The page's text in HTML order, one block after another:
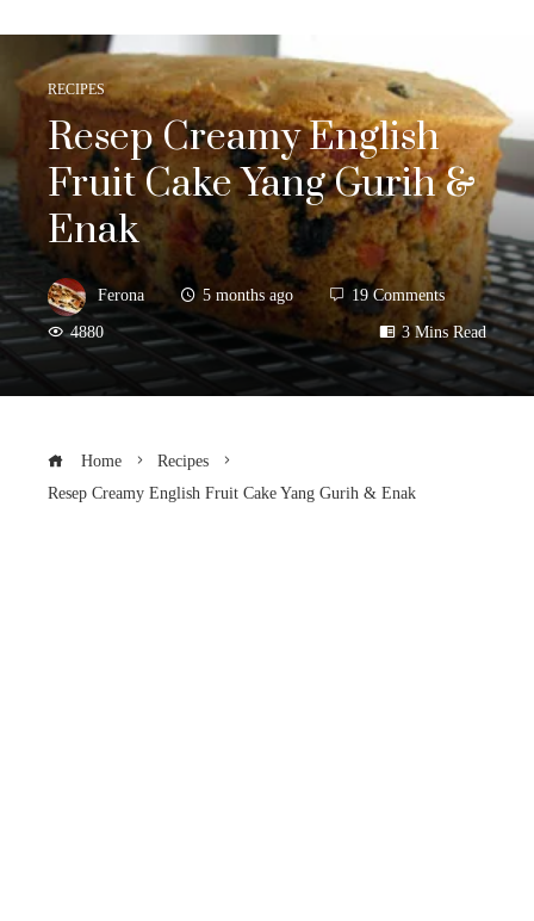
RECIPES
Resep Creamy English
Fruit Cake Yang Gurih &
Enak
Ferona 5 months ago 19 Comments
4880 3 Mins Read
Home
Recipes
Resep Creamy English Fruit Cake Yang Gurih & Enak